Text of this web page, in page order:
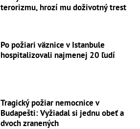
terorizmu, hrozí mu doživotný trest
Po požiari väznice v Istanbule
hospitalizovali najmenej 20 ľudí
Tragický požiar nemocnice v
Budapešti: Vyžiadal si jednu obeť a
dvoch zranených